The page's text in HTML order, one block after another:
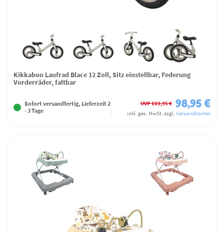
Kikkaboo Laufrad Blace 12 Zoll, Sitz einstellbar, Federung
Vorderräder, faltbar
Sofort versandfertig, Lieferzeit 2
- 3 Tage
UVP 103,95 € 98,95 €
inkl. ges. MwSt. zzgl. Versandkosten